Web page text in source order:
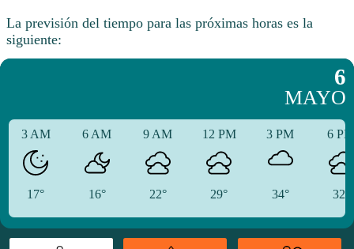
La previsión del tiempo para las próximas horas es la
siguiente:
6
MAYO
3 AM
17°
6 AM
16°
9 AM
22°
12 PM
29°
3 PM
34°
6
32°